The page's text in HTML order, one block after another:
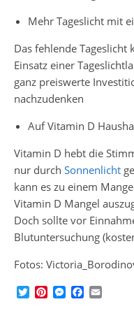
Mehr Tageslicht mit
Das fehlende
Einsatz einer
ganz preiswerte
nachzudenken
Auf Vitamin D
Vitamin D hebt die
nur durch Sonnenlicht
kann es zu einem
Vitamin D Mangel
Doch sollte vor
Blutuntersuchung
Fotos:
TwitterPinterest
Messenger
Facebook